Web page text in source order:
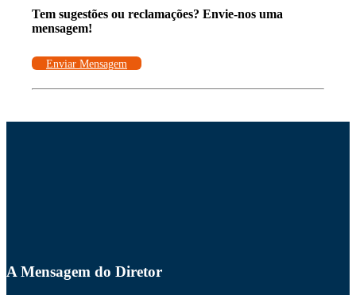
Tem sugestões ou reclamações? Envie-nos uma
mensagem!
Enviar Mensagem
A Mensagem do Diretor